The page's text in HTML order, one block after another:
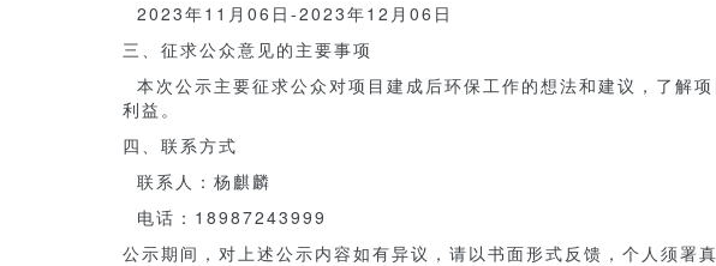
2023年11月06日-2023年12月06日
三、征求公众意见的主要事项
本次公示主要征求公众对项目建成后环保工作的想法和建议，了解
利益。
四、联系方式
联系人：杨麒麟
电话：18987243999
公示期间，对上述公示内容如有异议，请以书面形式反馈，个人须署